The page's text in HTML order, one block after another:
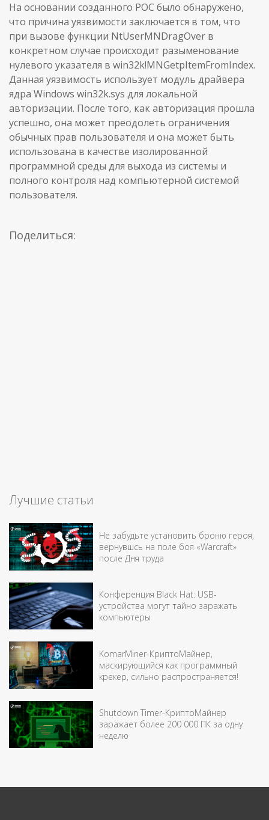
На основании созданного POC было обнаружено,
что причина уязвимости заключается в том, что
при вызове функции NtUserMNDragOver в
конкретном случае происходит разыменование
нулевого указателя в win32k!MNGetpItemFromIndex.
Данная уязвимость использует модуль драйвера
ядра Windows win32k.sys для локальной
авторизации. После того, как авторизация прошла
успешно, она может преодолеть ограничения
обычных прав пользователя и она может быть
использована в качестве изолированной
программной среды для выхода из системы и
полного контроля над компьютерной системой
пользователя.
Поделиться:
Лучшие статьи
Не забудьте установить броню героя,
вернувшсь на поле боя «Warcraft»
после Дня труда
Конференция Black Hat: USB-
устройства могут тайно заражать
компьютеры
KomarMiner-КриптоМайнер,
маскирующийся как программный
крекер, сильно распространяется!
Shutdown Timer-КриптоМайнер
заражает более 200 000 ПК за одну
неделю